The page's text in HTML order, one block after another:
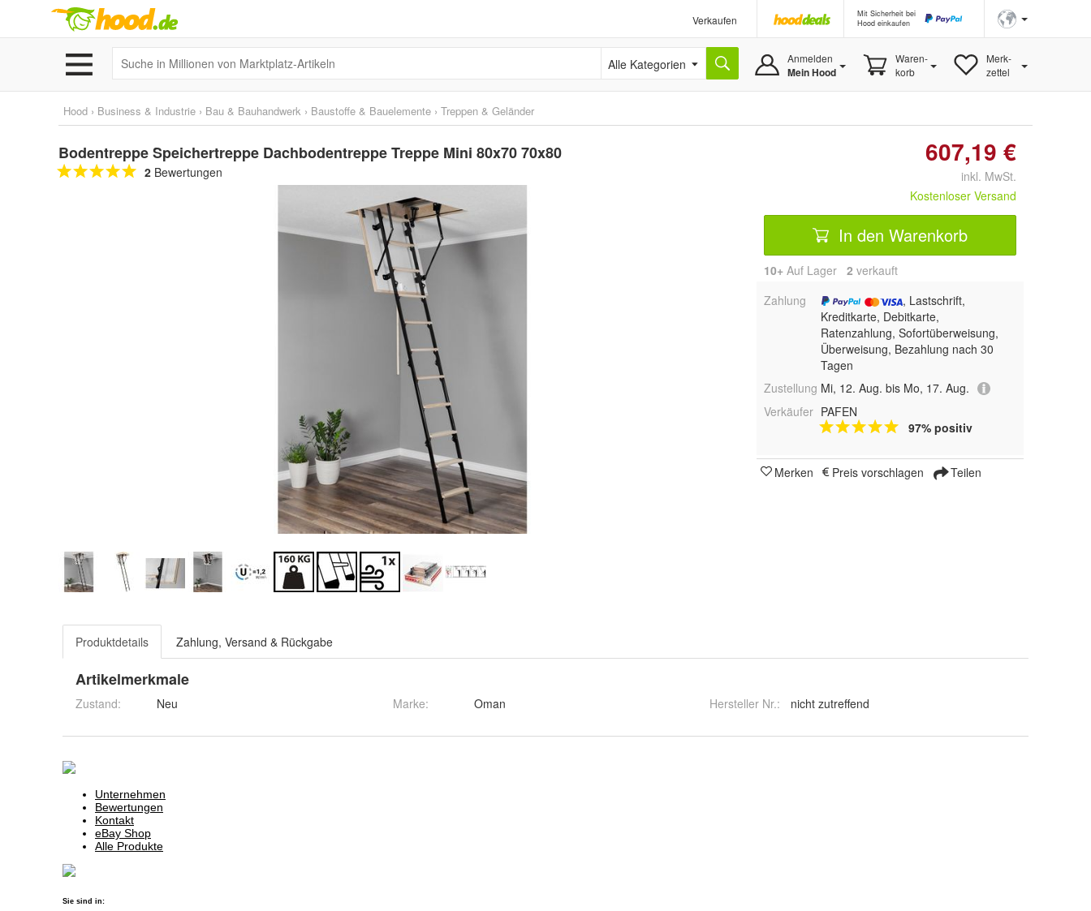
Verkaufen
Mit Sicherheit bei
Hood einkaufen
Alle Kategorien Anmelden
Mein Hood
Waren-
korb
Merk-
zettel
Hood › Business & Industrie › Bau & Bauhandwerk › Baustoffe & Bauelemente › Treppen & Geländer
Bodentreppe Speichertreppe Dachbodentreppe Treppe Mini 80x70 70x80
2 Bewertungen
607,19 €
inkl. MwSt.
Kostenloser Versand
In den Warenkorb
10+ Auf Lager 2 verkauft
Zahlung
, Lastschrift,
Kreditkarte, Debitkarte,
Ratenzahlung, Sofortüberweisung,
Überweisung, Bezahlung nach 30
Tagen
Zustellung Mi, 12. Aug. bis Mo, 17. Aug.
Verkäufer PAFEN
97% positiv
Merken Preis vorschlagen Teilen
Produktdetails Zahlung, Versand & Rückgabe
Artikelmerkmale
Zustand: Neu Marke: Oman Hersteller Nr.: nicht zutreffend